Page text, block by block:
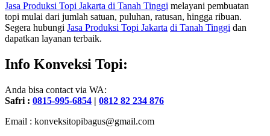
Jasa Produksi Topi Jakarta di Tanah Tinggi melayani pembuatan
topi mulai dari jumlah satuan, puluhan, ratusan, hingga ribuan.
Segera hubungi Jasa Produksi Topi Jakarta di Tanah Tinggi dan
dapatkan layanan terbaik.
Info Konveksi Topi:
Anda bisa contact via WA:
Safri : 0815-995-6854 | 0812 82 234 876
Email : konveksitopibagus@gmail.com